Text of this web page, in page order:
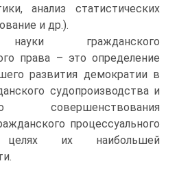
анализ статистических
и др.).
гражданского
права – это определение
развития демократии в
судопроизводства и
совершенствования
процессуального
их наибольшей